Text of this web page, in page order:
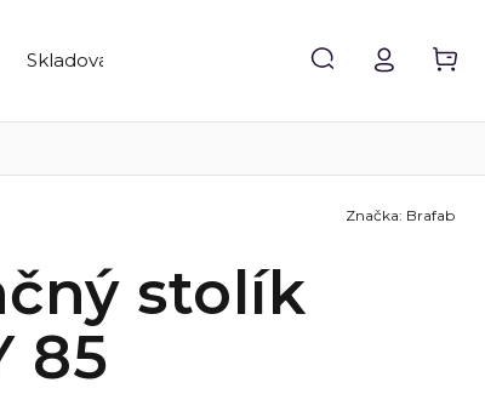
Skladovanie Predávané
stolík
85
Značka: Brafab